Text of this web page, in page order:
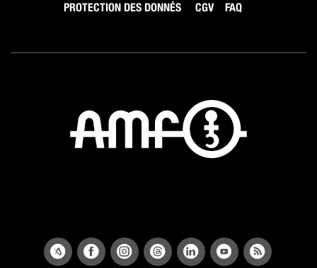
PROTECTION DES DONNÉS
CGV FAQ